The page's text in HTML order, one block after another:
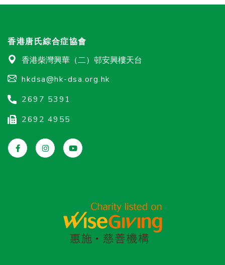
香港唐氏綜合症協會
香港柴灣興華（二）邨安興樓天台
hkdsa@hk-dsa.org.hk
2697 5391
2692 4955